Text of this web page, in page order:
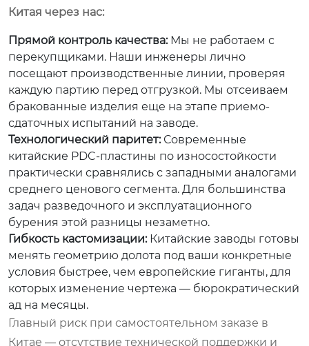
Китая через нас:
Прямой контроль качества:Мы не работаем с
перекупщиками. Наши инженеры лично
посещают производственные линии, проверяя
каждую партию перед отгрузкой. Мы отсеиваем
бракованные изделия еще на этапе приемо-
сдаточных испытаний на заводе.
Технологический паритет:Современные
китайские PDC-пластины по износостойкости
практически сравнялись с западными аналогами
среднего ценового сегмента. Для большинства
задач разведочного и эксплуатационного
бурения этой разницы незаметно.
Гибкость кастомизации:Китайские заводы готовы
менять геометрию долота под ваши конкретные
условия быстрее, чем европейские гиганты, для
которых изменение чертежа — бюрократический
ад на месяцы.
Главный риск при самостоятельном заказе в
Китае — отсутствие технической поддержки и